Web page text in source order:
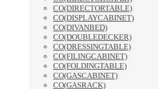
CO(DIRECTORTABLE)
CO(DISPLAYCABINET)
CO(DIVANBED)
CO(DOUBLEDECKER)
CO(DRESSINGTABLE)
CO(FILINGCABINET)
CO(FOLDINGTABLE)
CO(GASCABINET)
CO(GASRACK)